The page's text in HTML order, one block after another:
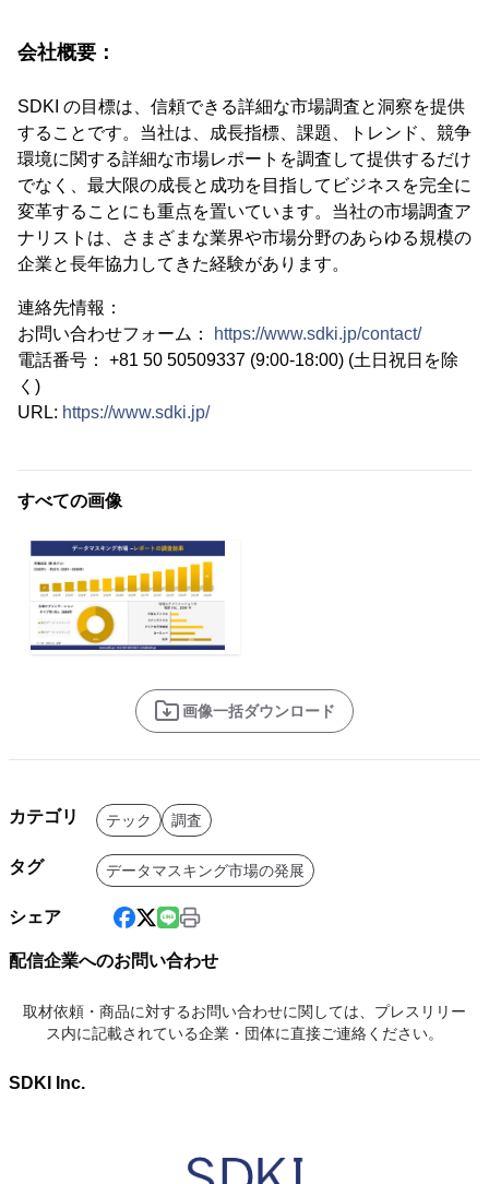
会社概要：
SDKI の目標は、信頼できる詳細な市場調査と洞察を提供
することです。当社は、成長指標、課題、トレンド、競争
環境に関する詳細な市場レポートを調査して提供するだけ
でなく、最大限の成長と成功を目指してビジネスを完全に
変革することにも重点を置いています。当社の市場調査ア
ナリストは、さまざまな業界や市場分野のあらゆる規模の
企業と長年協力してきた経験があります。
連絡先情報：
お問い合わせフォーム：
https://www.sdki.jp/contact/
電話番号： +81 50 50509337 (9:00-18:00) (土日祝日を除
く)
URL: https://www.sdki.jp/
すべての画像
画像一括ダウンロード
カテゴリ テック 調査
タグ データマスキング市場の発展
シェア
配信企業へのお問い合わせ
取材依頼・商品に対するお問い合わせに関しては、プレスリリー
ス内に記載されている企業・団体に直接ご連絡ください。
SDKI Inc.